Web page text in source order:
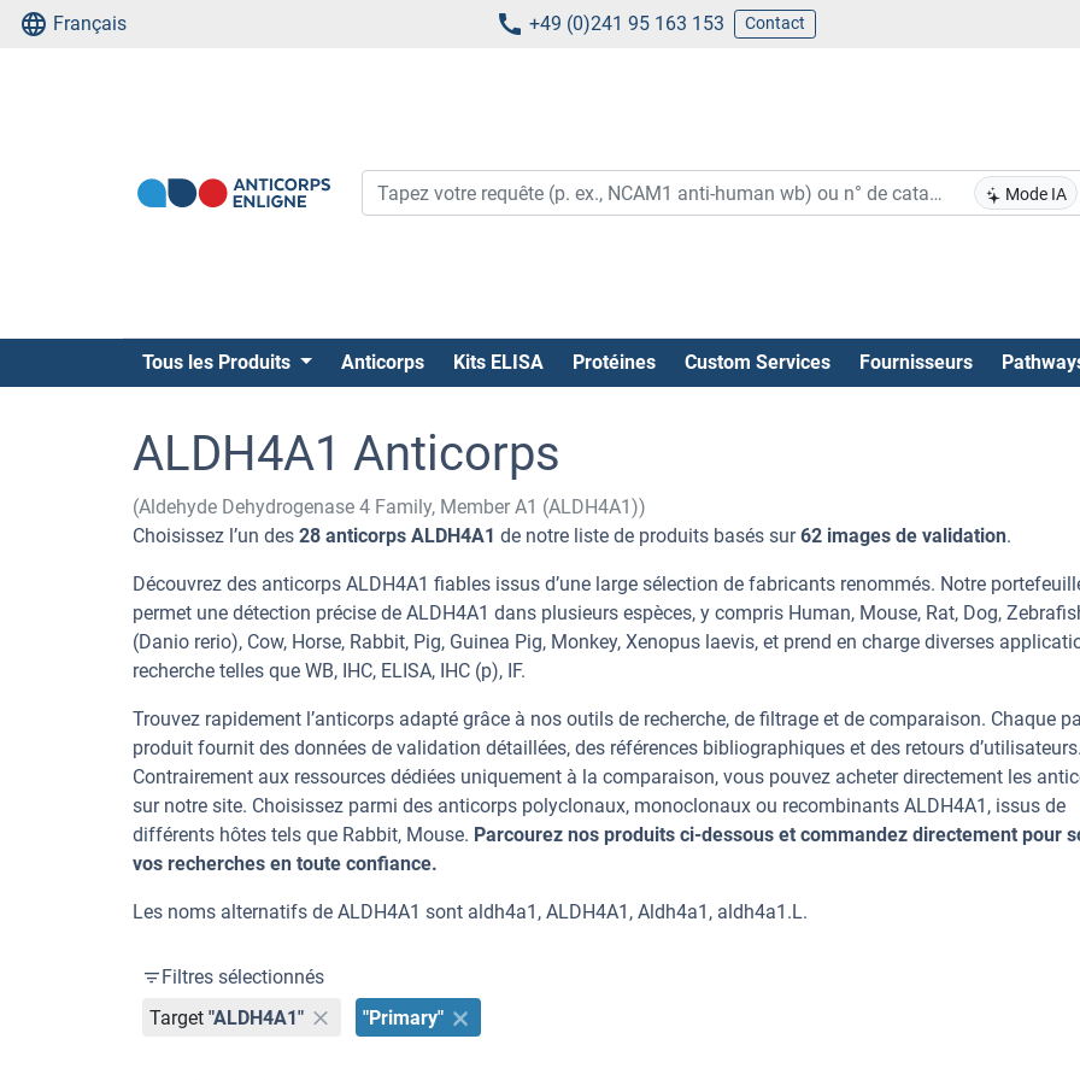
Français +49 (0)241 95 163 153 Contact
Mode IA
Tous les Produits Anticorps Kits ELISA Protéines Custom Services Fournisseurs
ALDH4A1 Anticorps
(Aldehyde Dehydrogenase 4 Family, Member A1 (ALDH4A1))
Choisissez l’un des 28 anticorps ALDH4A1 de notre liste de produits basés sur62 images de validation.
Découvrez des anticorps ALDH4A1 fiables issus d’une large sélection de fabricants renommés. Notre
permet une détection précise de ALDH4A1 dans plusieurs espèces, y compris Human, Mouse, Rat, Dog,
(Danio rerio), Cow, Horse, Rabbit, Pig, Guinea Pig, Monkey, Xenopus laevis, et prend en charge diverses
recherche telles que WB, IHC, ELISA, IHC (p), IF.
Trouvez rapidement l’anticorps adapté grâce à nos outils de recherche, de filtrage et de comparaison. Chaque
produit fournit des données de validation détaillées, des références bibliographiques et des retours d’utilisateurs.
Contrairement aux ressources dédiées uniquement à la comparaison, vous pouvez acheter directement les
sur notre site. Choisissez parmi des anticorps polyclonaux, monoclonaux ou recombinants ALDH4A1, issus de
différents hôtes tels que Rabbit, Mouse. Parcourez nos produits ci-dessous et commandez directement pour
vos recherches en toute confiance.
Les noms alternatifs de ALDH4A1 sont aldh4a1, ALDH4A1, Aldh4a1, aldh4a1.L.
Filtres sélectionnés
Target "ALDH4A1" "Primary"